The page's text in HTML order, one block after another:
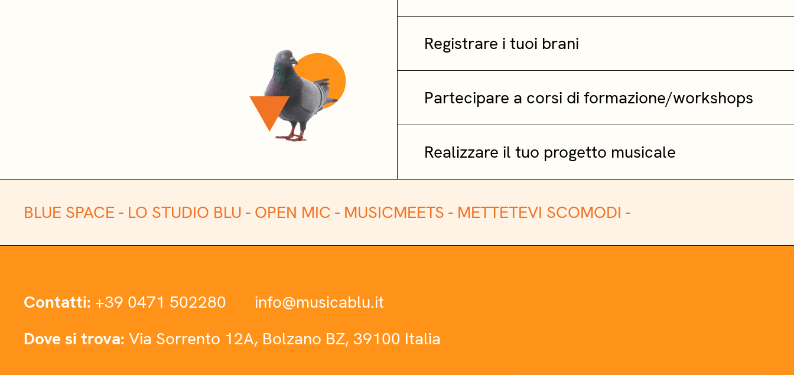
Registrare i tuoi brani
Partecipare a corsi di formazione/workshops
Realizzare il tuo progetto musicale
BLUE SPACE - LO STUDIO BLU - OPEN MIC - MUSICMEETS - METTETEVI SCOMODI -
Contatti: +39 0471 502280
info@musicablu.it
Dove si trova: Via Sorrento 12A, Bolzano BZ, 39100 Italia